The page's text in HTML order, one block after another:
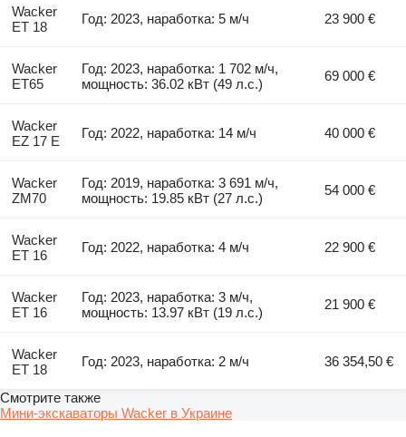
Wacker
ET 18
Год: 2023, наработка: 5 м/ч 23 900 €
Wacker
ET65
Год: 2023, наработка: 1 702 м/ч,
мощность: 36.02 кВт (49 л.с.)
69 000 €
Wacker
EZ 17 E
Год: 2022, наработка: 14 м/ч 40 000 €
Wacker
ZM70
Год: 2019, наработка: 3 691 м/ч,
мощность: 19.85 кВт (27 л.с.)
54 000 €
Wacker
ET 16
Год: 2022, наработка: 4 м/ч 22 900 €
Wacker
ET 16
Год: 2023, наработка: 3 м/ч,
мощность: 13.97 кВт (19 л.с.)
21 900 €
Wacker
ET 18
Год: 2023, наработка: 2 м/ч 36 354,50 €
Смотрите также
Мини-экскаваторы Wacker в Украине